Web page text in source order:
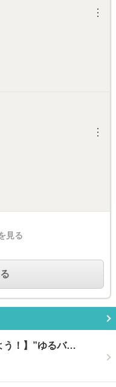
︙
︙
見る
う！】”ゆるバ…